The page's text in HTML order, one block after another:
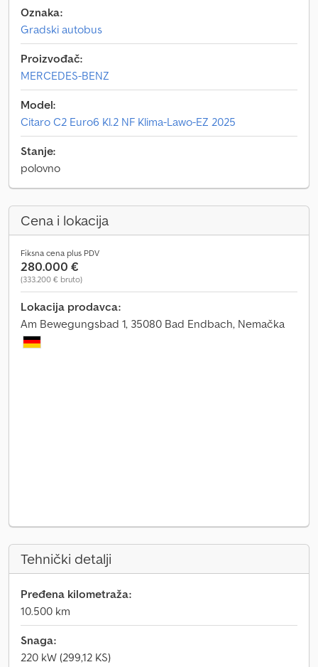
Oznaka:
Gradski autobus
Proizvođač:
MERCEDES-BENZ
Model:
Citaro C2 Euro6 Kl.2 NF Klima-Lawo-EZ 2025
Stanje:
polovno
Cena i lokacija
Fiksna cena plus PDV
280.000 €
(333.200 € bruto)
Lokacija prodavca:
Am Bewegungsbad 1, 35080 Bad Endbach, Nemačka
Tehnički detalji
Pređena kilometraža:
10.500 km
Snaga:
220 kW (299,12 KS)